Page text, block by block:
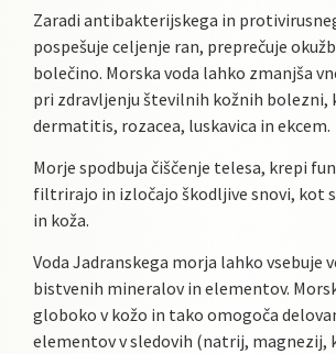
Zaradi antibakterijskega in
pospešuje celjenje ran, preprečuje
bolečino. Morska voda lahko zmanjša
pri zdravljenju številnih kožnih bolezni,
dermatitis, rozacea, luskavica in ekcem.
Morje spodbuja čiščenje telesa, krepi
filtrirajo in izločajo škodljive snovi, kot
in koža.
Voda Jadranskega morja lahko vsebuje
bistvenih mineralov in elementov.
globoko v kožo in tako omogoča
elementov v sledovih (natrij, magnezij,